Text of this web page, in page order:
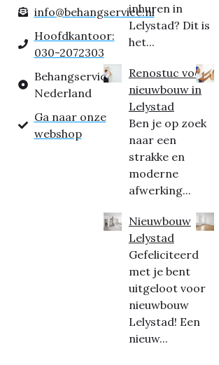
info@behangservice.nl
Hoofdkantoor:
030-2072303
Behangservice
Nederland
Ga naar onze
webshop
inhuren in
Lelystad? Dit is
het...
Renostuc voor
nieuwbouw in
Lelystad
Ben je op zoek
naar een
strakke en
moderne
afwerking...
Nieuwbouw
Lelystad
Gefeliciteerd
met je bent
uitgeloot voor
nieuwbouw
Lelystad! Een
nieuw...